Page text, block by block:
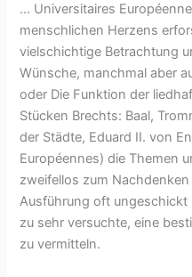
… Universitaires
menschlichen Herzens
vielschichtige Betrachtung
Wünsche, manchmal aber
oder Die Funktion der
Stücken Brechts: Baal,
der Städte, Eduard II. von
Européennes) die Themen
zweifellos zum
Ausführung oft ungeschickt
zu sehr versuchte, eine
zu vermitteln.